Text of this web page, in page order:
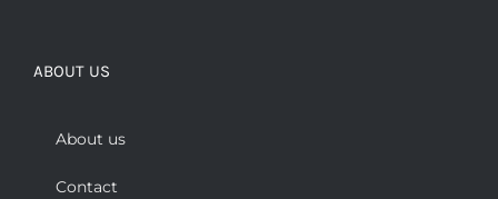
ABOUT US
About us
Contact